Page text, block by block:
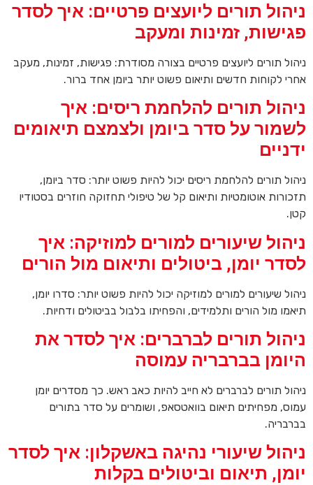
ניהול תורים ליועצים פרטיים: איך לסדר
פגישות, זמינות ומעקב
ניהול תורים ליועצים פרטיים בצורה מסודרת: פגישות, זמינות, מעקב
אחרי לקוחות חדשים ותיאום פשוט יותר ביומן אחד ברור.
ניהול תורים להלחמת ריסים: איך
לשמור על סדר ביומן ולצמצם תיאומים
ידניים
ניהול תורים להלחמת ריסים יכול להיות פשוט יותר: סדר ביומן,
תזכורות אוטומטיות ותיאום קל של טיפולי תחזוקה חוזרים בסטודיו
קטן.
ניהול שיעורים למורים למוזיקה: איך
לסדר יומן, ביטולים ותיאום מול הורים
ניהול שיעורים למורים למוזיקה יכול להיות פשוט יותר: סדרו יומן,
תיאמו מול הורים ותלמידים, והפחיתו בלבול בביטולים ודחיות.
ניהול תורים לברברים: איך לסדר את
היומן בברבריה עמוסה
ניהול תורים לברברים לא חייב להיות כאב ראש. כך מסדרים יומן
עמוס, מפחיתים תיאום בוואטסאפ, ושומרים על סדר בתורים
בברבריה.
ניהול שיעורי נהיגה באשקלון: איך לסדר
יומן, תיאום וביטולים בקלות